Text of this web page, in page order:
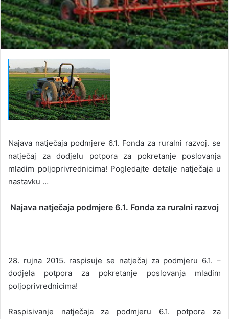
Najava natječaja podmjere 6.1. Fonda za ruralni razvoj. se
natječaj za dodjelu potpora za pokretanje poslovanja
mladim poljoprivrednicima! Pogledajte detalje natječaja u
nastavku …
Najava natječaja podmjere 6.1. Fonda za ruralni razvoj
28. rujna 2015. raspisuje se natječaj za podmjeru 6.1. –
dodjela potpora za pokretanje poslovanja mladim
poljoprivrednicima!
Raspisivanje natječaja za podmjeru 6.1. potpora za